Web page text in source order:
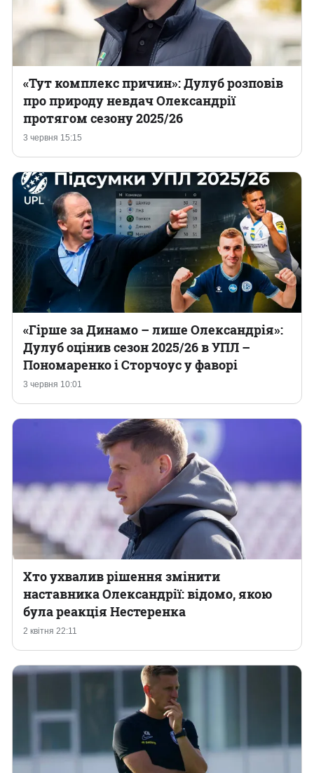
3 червня 15:15
«Тут комплекс причин»: Дулуб розповів
про природу невдач Олександрії
протягом сезону 2025/26
3 червня 10:01
«Гірше за Динамо – лише Олександрія»:
Дулуб оцінив сезон 2025/26 в УПЛ –
Пономаренко і Сторчоус у фаворі
2 квітня 22:11
Хто ухвалив рішення змінити
наставника Олександрії: відомо, якою
була реакція Нестеренка